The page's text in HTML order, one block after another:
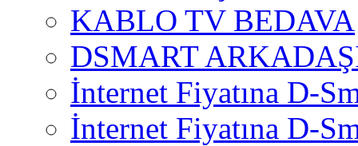
KABLO TV BEDAVA
DSMART
İnternet Fiyatına D-
İnternet Fiyatına D-